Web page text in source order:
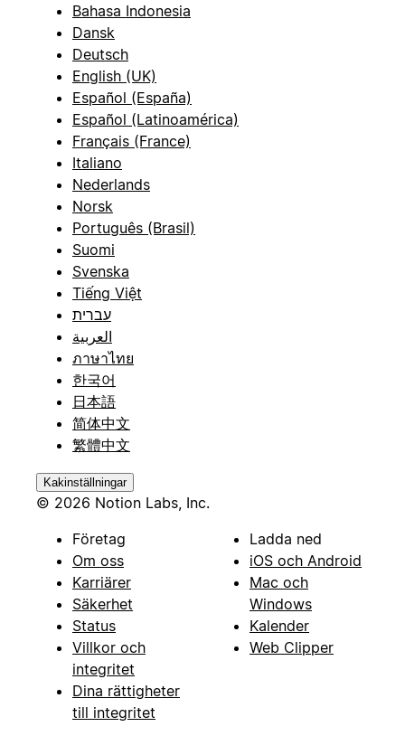
Bahasa Indonesia
Dansk
Deutsch
English (UK)
Español (España)
Español (Latinoamérica)
Français (France)
Italiano
Nederlands
Norsk
Português (Brasil)
Suomi
Svenska
Tiếng Việt
עברית
العربية
ภาษาไทย
한국어
日本語
简体中文
繁體中文
Kakinställningar
© 2026 Notion Labs, Inc.
Företag
Om oss
Karriärer
Säkerhet
Status
Villkor och
integritet
Dina rättigheter
till integritet
Ladda ned
iOS och Android
Mac och
Windows
Kalender
Web Clipper